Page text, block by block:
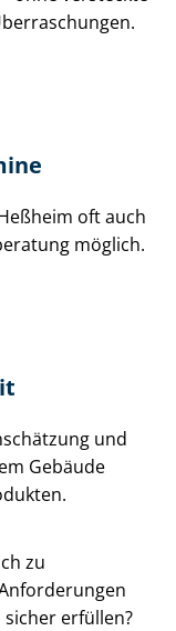
oft auch
möglich.
und
Gebäude
zu
sicher erfüllen?